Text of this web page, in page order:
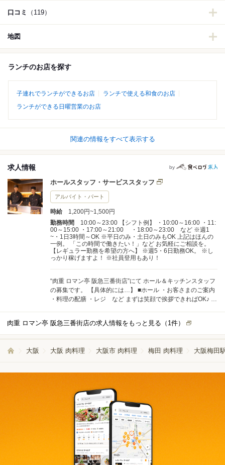
口コミ （119）
地図
ランチのお店を探す
子連れでランチができるお店
ランチで使える和食のお店
ランチができる日曜営業のお店
関連の情報をすべて表示する
求人情報 by
ホールスタッフ・サービススタッフ
アルバイト・パート
時給
1,200円~1,500円
勤務時間
10:00～23:00 【シフト例】 ・10:00～16:00 ・11:
00～15:00 ・17:00～21:00 ・18:00～23:00 など ※週1
~・1日3時間～OK ※平日のみ・土日のみもOK 上記はほんの
一例。 「この時間で働きたい！」など お気軽にご相談を。
【レギュラー勤務を希望の方へ】 ※週5・6日勤務OK。 ※し
っかり稼げますよ！ ※社員登用もあり！
“肉重 ロマン亭 阪急三番街店”にて ホール＆キッチンスタッフ
の募集です。 【具体的には…】 ■ホール ・お客さまのご案内
・料理の配膳 ・レジ など まずは笑顔で挨拶できればOK♪ 難
が最初から しっかり教えるので、 安心してはじめられますよ
◎ ご不明な点がございましたら お気軽にお問合せ下さい。 ご
肉重 ロマン亭 阪急三番街店の求人情報をもっと見る（ 1件）
大阪 大阪 肉料理 大阪市 肉料理 梅田 肉料理 大阪梅田